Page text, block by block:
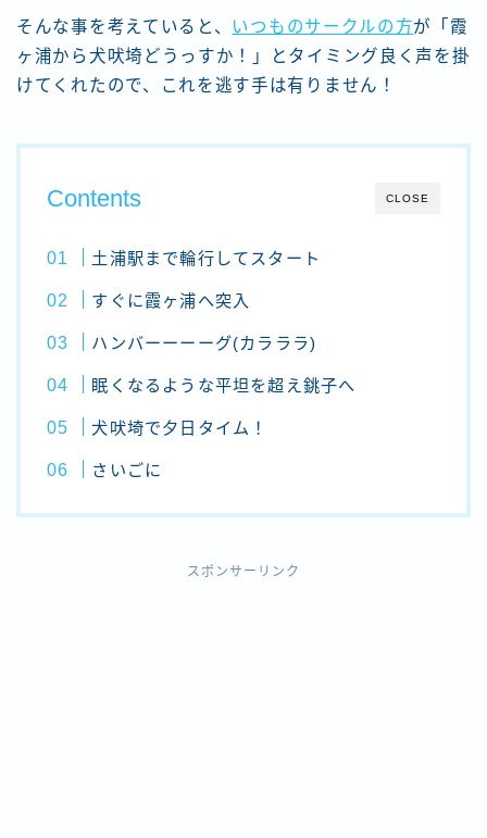
そんな事を考えていると、 いつものサークルの方が「霞
ヶ浦から犬吠埼どうっすか！」とタイミング良く声を掛
けてくれたので、これを逃す手は有りません！
CLOSE
Contents
土浦駅まで輪行してスタート
すぐに霞ヶ浦へ突入
ハンバーーーーグ(カラララ)
眠くなるような平坦を超え銚子へ
犬吠埼で夕日タイム！
さいごに
スポンサーリンク